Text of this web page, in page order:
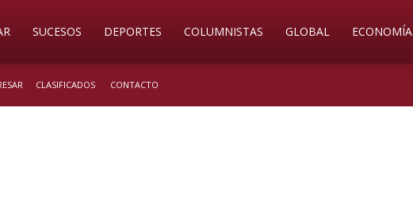
SUCESOS DEPORTES COLUMNISTAS GLOBAL ECONOMÍA
CLASIFICADOS CONTACTO